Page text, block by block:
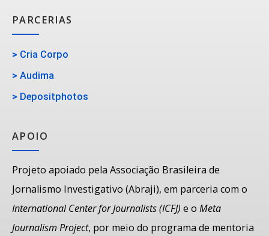
PARCERIAS
> Cria Corpo
> Audima
> Depositphotos
APOIO
Projeto apoiado pela Associação Brasileira de
Jornalismo Investigativo (Abraji), em parceria com o
International Center for Journalists (ICFJ) e o Meta
Journalism Project, por meio do programa de mentoria